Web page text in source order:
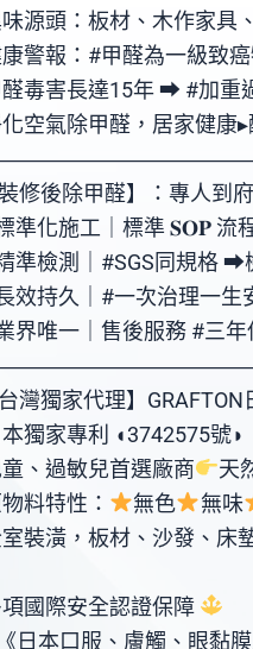
源頭：板材、木作家具
警報：#甲醛為一級致
醛毒害長達15年 ⮕ #加重
空氣除甲醛，居家健康
裝修後除甲醛】：專人到
準化施工｜標準 𝐒𝐎𝐏 流
準檢測｜#SGS同規格 ⮕
效持久｜#一次治理一生
界唯一｜售後服務 #三
台灣獨家代理】
本獨家專利 ◖3742575號◗
童、過敏兒首選廠商
天
料特性：
無色 無味
裝潢，板材、沙發、床
國際安全認證保障
日本口服、膚觸、眼黏膜